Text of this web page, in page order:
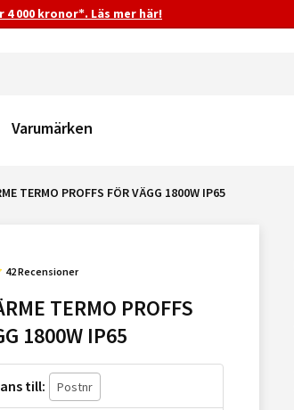
000 kronor*. Läs mer här!
Varumärken
TERMO PROFFS FÖR VÄGG 1800W IP65
42 Recensioner
TERMO PROFFS
1800W IP65
till: